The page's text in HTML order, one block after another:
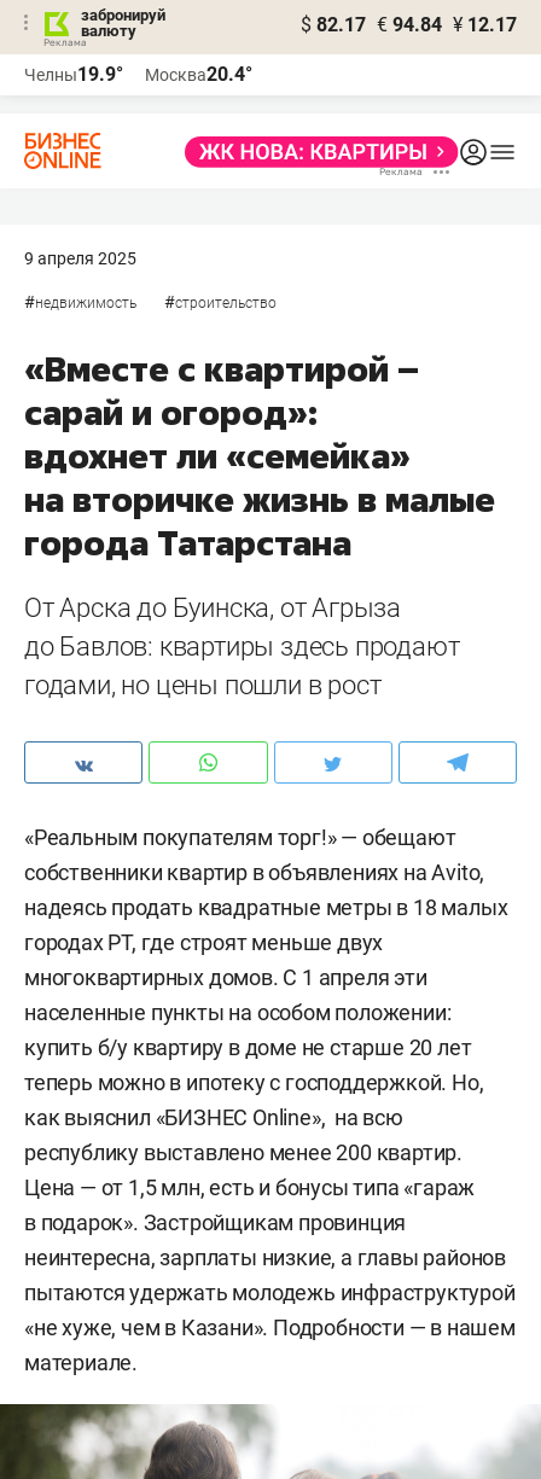
забронируй
валюту
$ 82.17 € 94.84 ¥ 12.17
Челны19.9° Москва20.4°
9 апреля 2025
#недвижимость #строительство
«Вместе с квартирой –
сарай и огород»:
вдохнет ли «семейка»
на вторичке жизнь в малые
города Татарстана
От Арска до Буинска, от Агрыза
до Бавлов: квартиры здесь продают
годами, но цены пошли в рост
«Реальным покупателям торг!» — обещают
собственники квартир в объявлениях на Avito,
надеясь продать квадратные метры в 18 малых
городах РТ, где строят меньше двух
многоквартирных домов. С 1 апреля эти
населенные пункты на особом положении:
купить б/у квартиру в доме не старше 20 лет
теперь можно в ипотеку с господдержкой. Но,
как выяснил «БИЗНЕС Online», на всю
республику выставлено менее 200 квартир.
Цена — от 1,5 млн, есть и бонусы типа «гараж
в подарок». Застройщикам провинция
неинтересна, зарплаты низкие, а главы районов
пытаются удержать молодежь инфраструктурой
«не хуже, чем в Казани». Подробности — в нашем
материале.